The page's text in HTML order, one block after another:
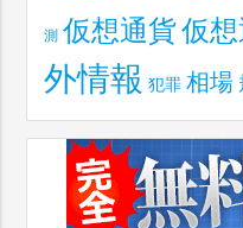
測 仮想通貨仮
外情報 犯罪 相場